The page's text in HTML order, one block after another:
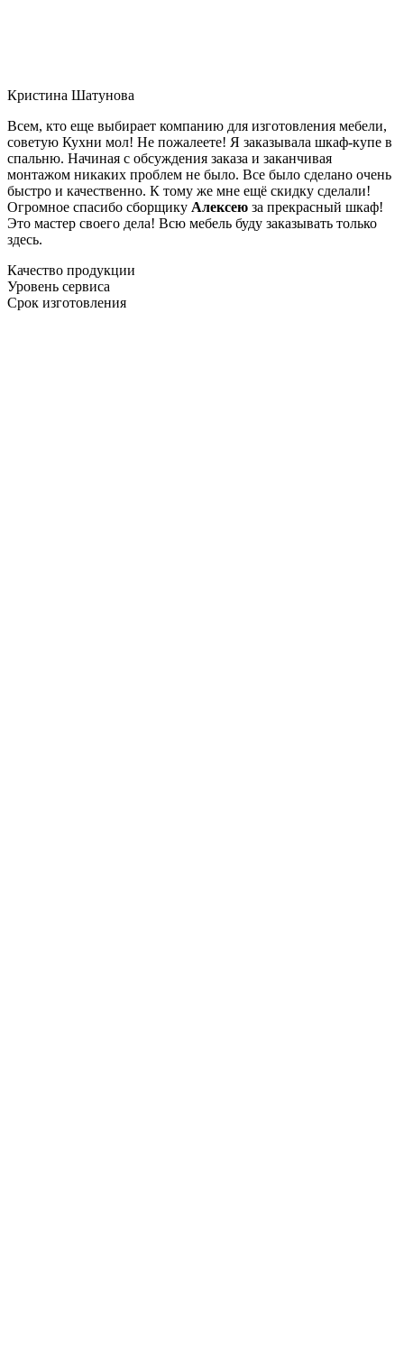
Кристина Шатунова
Всем, кто еще выбирает компанию для изготовления мебели,
советую Кухни мол! Не пожалеете! Я заказывала шкаф-купе в
спальню. Начиная с обсуждения заказа и заканчивая
монтажом никаких проблем не было. Все было сделано очень
быстро и качественно. К тому же мне ещё скидку сделали!
Огромное спасибо сборщику Алексею за прекрасный шкаф!
Это мастер своего дела! Всю мебель буду заказывать только
здесь.
Качество продукции
Уровень сервиса
Срок изготовления